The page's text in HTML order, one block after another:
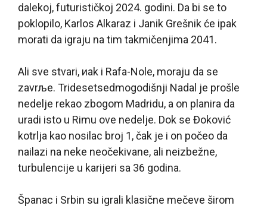
dalekoj, futurističkoj 2024. godini. Da bi se to
poklopilo, Karlos Alkaraz i Janik Grešnik će ipak
morati da igraju na tim takmičenjima 2041.
Ali sve stvari, иak i Rafa-Nole, moraju da se
zavrљe. Tridesetsedmogodišnji Nadal je prošle
nedelje rekao zbogom Madridu, a on planira da
uradi isto u Rimu ove nedelje. Dok se Đoković
kotrlja kao nosilac broj 1, čak je i on počeo da
nailazi na neke neočekivane, ali neizbežne,
turbulencije u karijeri sa 36 godina.
Španac i Srbin su igrali klasične mečeve širom